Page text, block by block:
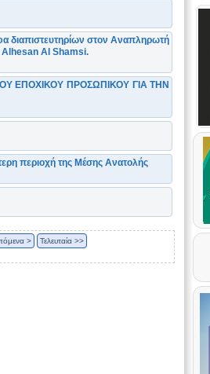
διαπιστευτηρίων στον Αναπληρωτή
Alhesan Al Shamsi.
ΕΠΟΧΙΚΟΥ ΠΡΟΣΩΠΙΚΟΥ ΓΙΑ ΤΗΝ
περιοχή της Μέσης Ανατολής
> Τελευταία >>